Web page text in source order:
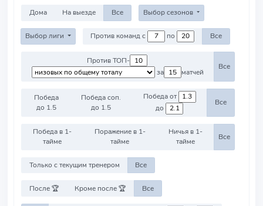
Дома На выезде Все Выбор сезонов
Выбор лиги Против команд с по Все
Против ТОП-
за
матчей
Все
Победа
до 1.5
Победа соп.
до 1.5
Победа от
до
Все
Победа в 1-
тайме
Поражение в 1-
тайме
Ничья в 1-
тайме
Все
Только с текущим тренером Все
После 🏆 Кроме после 🏆 Все